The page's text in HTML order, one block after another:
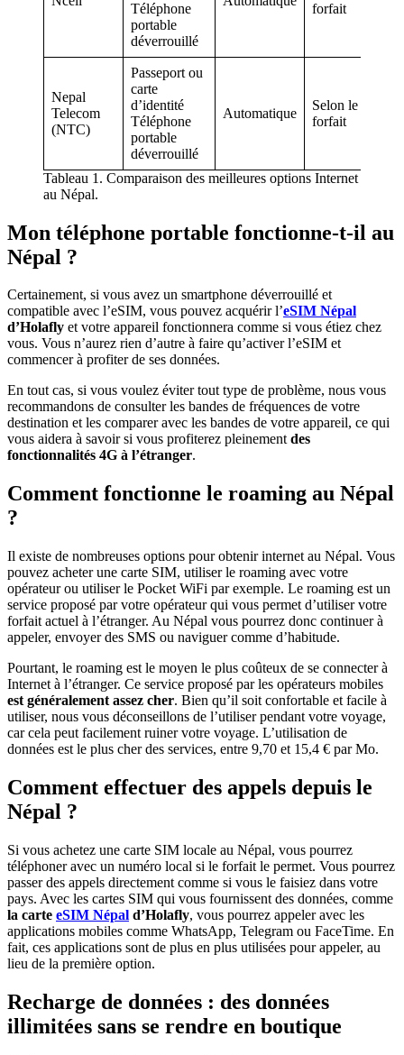
Téléphone
portable
déverrouillé
forfait
Nepal
Telecom
(NTC)
Passeport ou
carte
d’identité
Téléphone
portable
déverrouillé
Automatique
Selon le
forfait
Tableau 1. Comparaison des meilleures options Internet
au Népal.
Mon téléphone portable fonctionne-t-il au
Népal ?
Certainement, si vous avez un smartphone déverrouillé et
compatible avec l’eSIM, vous pouvez acquérir l’eSIM Népal
d’Holafly et votre appareil fonctionnera comme si vous étiez chez
vous. Vous n’aurez rien d’autre à faire qu’activer l’eSIM et
commencer à profiter de ses données.
En tout cas, si vous voulez éviter tout type de problème, nous vous
recommandons de consulter les bandes de fréquences de votre
destination et les comparer avec les bandes de votre appareil, ce qui
vous aidera à savoir si vous profiterez pleinementdes
fonctionnalités 4G à l’étranger.
Comment fonctionne le roaming au Népal
?
Il existe de nombreuses options pour obtenir internet au Népal. Vous
pouvez acheter une carte SIM, utiliser le roaming avec votre
opérateur ou utiliser le Pocket WiFi par exemple. Le roaming est un
service proposé par votre opérateur qui vous permet d’utiliser votre
forfait actuel à l’étranger. Au Népal vous pourrez donc continuer à
appeler, envoyer des SMS ou naviguer comme d’habitude.
Pourtant, le roaming est le moyen le plus coûteux de se connecter à
Internet à l’étranger. Ce service proposé par les opérateurs mobiles
est généralement assez cher. Bien qu’il soit confortable et facile à
utiliser, nous vous déconseillons de l’utiliser pendant votre voyage,
car cela peut facilement ruiner votre voyage. L’utilisation de
données est le plus cher des services, entre 9,70 et 15,4 € par Mo.
Comment effectuer des appels depuis le
Népal ?
Si vous achetez une carte SIM locale au Népal, vous pourrez
téléphoner avec un numéro local si le forfait le permet. Vous pourrez
passer des appels directement comme si vous le faisiez dans votre
pays. Avec les cartes SIM qui vous fournissent des données, comme
la carte eSIM Népal d’Holafly, vous pourrez appeler avec les
applications mobiles comme WhatsApp, Telegram ou FaceTime. En
fait, ces applications sont de plus en plus utilisées pour appeler, au
lieu de la première option.
Recharge de données : des données
illimitées sans se rendre en boutique